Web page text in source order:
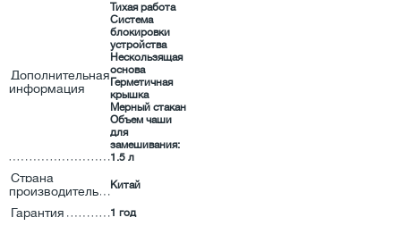
Дополнительная
информация
Тихая работа
Система
блокировки
устройства
Нескользящая
основа
Герметичная
крышка
Мерный стакан
Объем чаши
для
замешивания:
1.5 л
Страна
производитель
Китай
Гарантия 1 год